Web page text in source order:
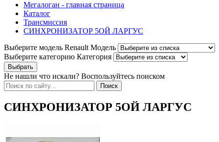
Мегалоган - главная страница
Каталог
Трансмиссия
СИНХРОНИЗАТОР 5ОЙ ЛАРГУС
Выберите модель Renault Модель
Выберите категорию Категория
Не нашли что искали? Воспользуйтесь поиском
СИНХРОНИЗАТОР 5ОЙ ЛАРГУС